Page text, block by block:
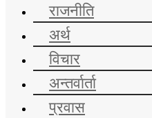
राजनीति
अर्थ
विचार
अन्तर्वार्ता
प्रवास